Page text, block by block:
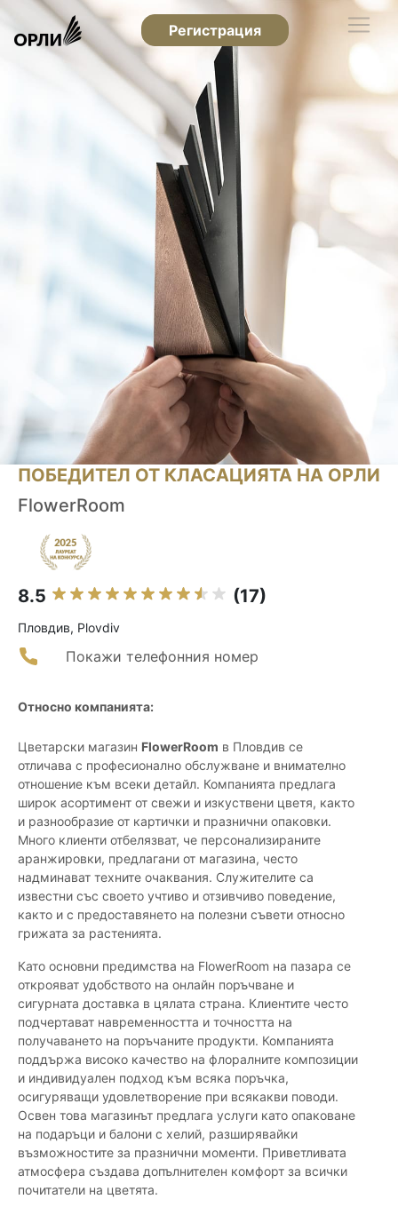
Регистрация
ПОБЕДИТЕЛ ОТ КЛАСАЦИЯТА НА ОРЛИ
FlowerRoom
8.5 (17)
Пловдив, Plovdiv
Покажи телефонния номер
Относно компанията:
Цветарски магазин FlowerRoom в Пловдив се
отличава с професионално обслужване и внимателно
отношение към всеки детайл. Компанията предлага
широк асортимент от свежи и изкуствени цветя, както
и разнообразие от картички и празнични опаковки.
Много клиенти отбелязват, че персонализираните
аранжировки, предлагани от магазина, често
надминават техните очаквания. Служителите са
известни със своето учтиво и отзивчиво поведение,
както и с предоставянето на полезни съвети относно
грижата за растенията.
Като основни предимства на FlowerRoom на пазара се
открояват удобството на онлайн поръчване и
сигурната доставка в цялата страна. Клиентите често
подчертават навременността и точността на
получаването на поръчаните продукти. Компанията
поддържа високо качество на флоралните композиции
и индивидуален подход към всяка поръчка,
осигуряващи удовлетворение при всякакви поводи.
Освен това магазинът предлага услуги като опаковане
на подаръци и балони с хелий, разширявайки
възможностите за празнични моменти. Приветливата
атмосфера създава допълнителен комфорт за всички
почитатели на цветята.